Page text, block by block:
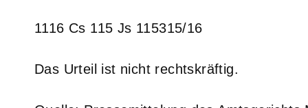
1116 Cs 115 Js 115315/16
Das Urteil ist nicht rechtskräftig.